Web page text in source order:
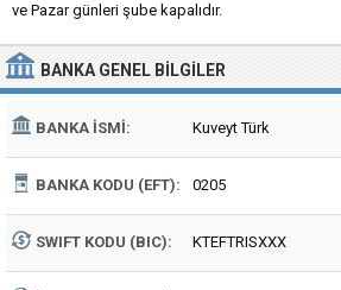
ve Pazar günleri şube kapalıdır.
BANKA GENEL BILGILER
BANKA İSMI: Kuveyt Türk
BANKA KODU (EFT): 0205
SWIFT KODU (BIC): KTEFTRISXXX